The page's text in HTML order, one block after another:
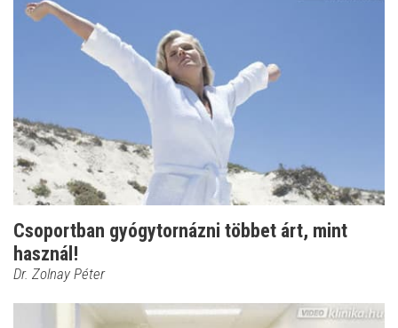
Csoportban gyógytornázni többet árt, mint
használ!
Dr. Zolnay Péter